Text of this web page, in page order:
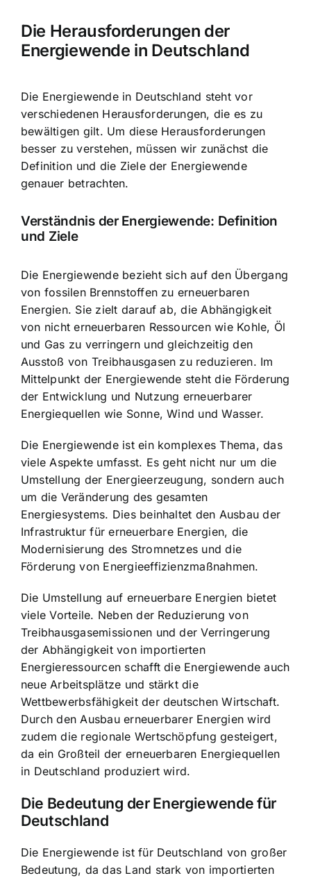
Die Herausforderungen der
Energiewende in Deutschland
Die Energiewende in Deutschland steht vor
verschiedenen Herausforderungen, die es zu
bewältigen gilt. Um diese Herausforderungen
besser zu verstehen, müssen wir zunächst die
Definition und die Ziele der Energiewende
genauer betrachten.
Verständnis der Energiewende: Definition
und Ziele
Die Energiewende bezieht sich auf den Übergang
von fossilen Brennstoffen zu erneuerbaren
Energien. Sie zielt darauf ab, die Abhängigkeit
von nicht erneuerbaren Ressourcen wie Kohle, Öl
und Gas zu verringern und gleichzeitig den
Ausstoß von Treibhausgasen zu reduzieren. Im
Mittelpunkt der Energiewende steht die Förderung
der Entwicklung und Nutzung erneuerbarer
Energiequellen wie Sonne, Wind und Wasser.
Die Energiewende ist ein komplexes Thema, das
viele Aspekte umfasst. Es geht nicht nur um die
Umstellung der Energieerzeugung, sondern auch
um die Veränderung des gesamten
Energiesystems. Dies beinhaltet den Ausbau der
Infrastruktur für erneuerbare Energien, die
Modernisierung des Stromnetzes und die
Förderung von Energieeffizienzmaßnahmen.
Die Umstellung auf erneuerbare Energien bietet
viele Vorteile. Neben der Reduzierung von
Treibhausgasemissionen und der Verringerung
der Abhängigkeit von importierten
Energieressourcen schafft die Energiewende auch
neue Arbeitsplätze und stärkt die
Wettbewerbsfähigkeit der deutschen Wirtschaft.
Durch den Ausbau erneuerbarer Energien wird
zudem die regionale Wertschöpfung gesteigert,
da ein Großteil der erneuerbaren Energiequellen
in Deutschland produziert wird.
Die Bedeutung der Energiewende für
Deutschland
Die Energiewende ist für Deutschland von großer
Bedeutung, da das Land stark von importierten